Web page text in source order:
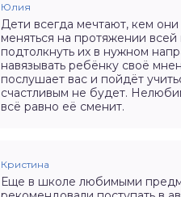
Юлия
Дети всегда мечтают, кем
меняться на протяжении
подтолкнуть их в нужном
навязывать ребёнку своё
послушает вас и пойдёт
счастливым не будет.
всё равно её сменит.
Кристина
Еще в школе любимыми